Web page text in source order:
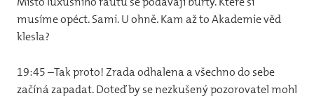
musíme opéct. Sami. U ohně. Kam až to Akademie věd
klesla?
19:45 –Tak proto! Zrada odhalena a všechno do sebe
začíná zapadat. Doteď by se nezkušený pozorovatel mohl